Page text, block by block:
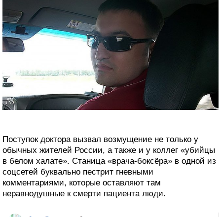
Поступок доктора вызвал возмущение не только у
обычных жителей России, а также и у коллег «убийцы
в белом халате». Станица «врача-боксёра» в одной из
соцсетей буквально пестрит гневными
комментариями, которые оставляют там
неравнодушные к смерти пациента люди.